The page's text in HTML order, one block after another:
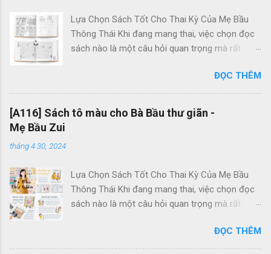
Lựa Chọn Sách Tốt Cho Thai Kỳ Của Mẹ Bầu
Thông Thái Khi đang mang thai, việc chọn đọc
sách nào là một câu hỏi quan trọng mà rất
nhiều cuốn sách về kinh nghiệm và kiến thức về
thai kỳ, nhưng đã bao giờ bạn kiểm tra xem
trong tủ sách của mình đã có bộ Activity Books
chưa chưa? Bộ sách hoạt động "Activity
thông thái. Điều đặc biệt và khác biệt của
Activity Books so với những cuốn sách khác là
chúng không đầy chữ và không chứa kiến thức
Activity Books tập trung vào việc giúp Mẹ thư
giãn, xua tan căng thẳng, xây dựng một thai kỳ
ĐỌC THÊM
[A116] Sách tô màu cho Bà Bầu thư giãn -
Mẹ Bầu Zui
tháng 4 30, 2024
Lựa Chọn Sách Tốt Cho Thai Kỳ Của Mẹ Bầu
Thông Thái Khi đang mang thai, việc chọn đọc
sách nào là một câu hỏi quan trọng mà rất
nhiều cuốn sách về kinh nghiệm và kiến thức về
thai kỳ, nhưng đã bao giờ bạn kiểm tra xem
ĐỌC THÊM